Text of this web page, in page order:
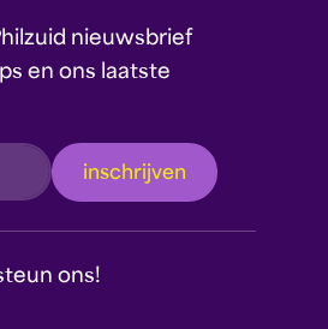
nieuwsbrief
en ons laatste
inschrijven
door reCAPTCHA
ons!